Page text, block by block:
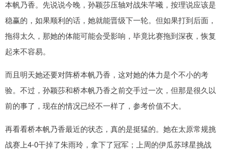
本帆乃香。先说说今晚，孙颖莎压轴对战朱芊曦，按理说应该是
稳赢的，如果顺利的话，她就能晋级下一轮。但如果打到后面，
拖得太久，那她的体能可能会受影响，毕竟比赛拖到深夜，恢复
起来不容易。
而且明天她还要对阵桥本帆乃香，这对她的体力是个不小的考
验。不过，孙颖莎和桥本帆乃香之前交手过一次，但那是很久以
前的事了，现在的情况已经不一样了，参考价值不大。
再看看桥本帆乃香最近的状态，真的是挺猛的。她在太原常规挑
战赛上4-0干掉了朱雨玲，拿下了冠军；上周的伊瓜苏球星挑战